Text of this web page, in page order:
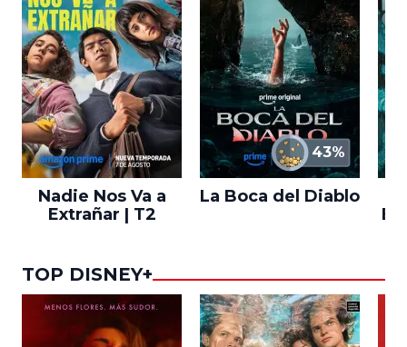
Nadie Nos Va a
Extrañar | T2
43%
La Boca del Diablo
TOP DISNEY+